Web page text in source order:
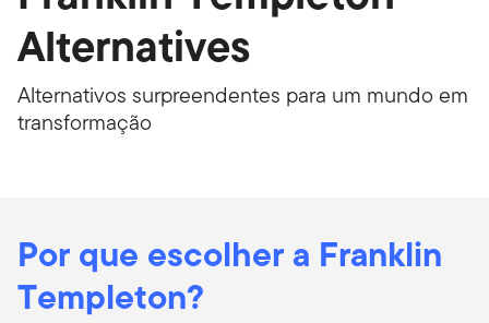
Alternatives
Alternativos surpreendentes para um mundo em
transformação
Por que escolher a Franklin
Templeton?